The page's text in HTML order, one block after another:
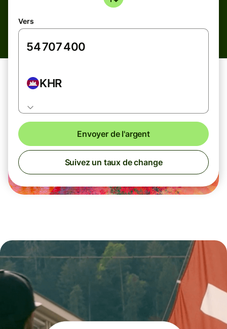
Vers
KHR
Envoyer de l'argent
Suivez un taux de change